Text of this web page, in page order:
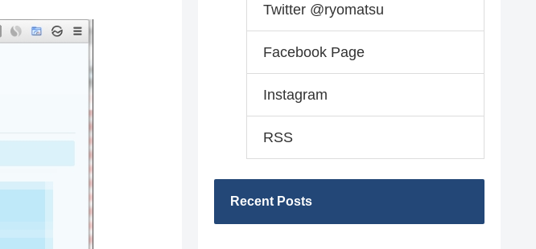
Twitter @ryomatsu
Facebook Page
Instagram
RSS
Recent Posts